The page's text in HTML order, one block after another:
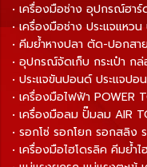
• เครื่องมือช่าง อุปกรณ์ฮาร์
• เครื่องมือช่าง ประแจแหว
• คีมย้ำหางปลา ตัด-ปอกสา
• อุปกรณ์จัดเก็บ กระเป๋า ก
• ประแจขันปอนด์ ประแจป
• เครื่องมือไฟฟ้า POWER
• เครื่องมือลม ปั๊มลม AIR
• รอกโซ่ รอกโยก รอกสลิง
• เครื่องมือไฮโดรลิค คีมย้ำ